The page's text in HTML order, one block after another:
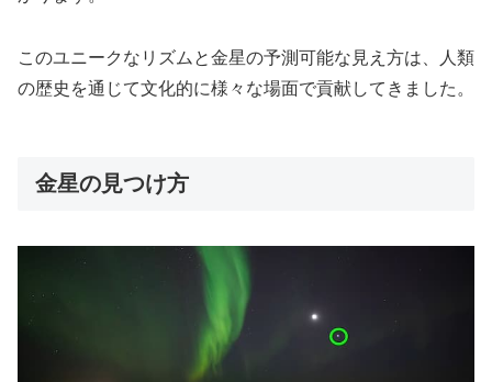
このユニークなリズムと金星の予測可能な見え方は、人類
の歴史を通じて文化的に様々な場面で貢献してきました。
金星の見つけ方